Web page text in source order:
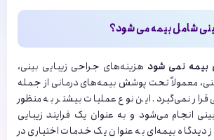
شامل بیمه می شود؟
بیمه نمی شود هزینه‌های جراحی زیبایی بینی،
معمولاً تحت پوشش بیمه‌های درمانی از جمله
نمی‌گیرد. این نوع عملیات بیشتر به منظور
انجام می‌شود و به عنوان یک فرایند زیبایی
بیمه‌ای به عنوان یک خدمات اختیاری در